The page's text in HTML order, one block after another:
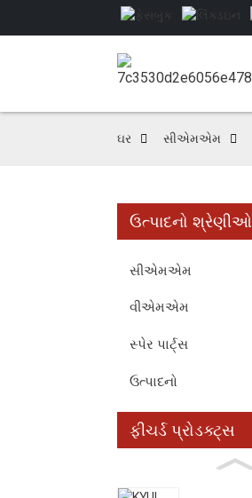
ઘર સીએમએમ
ઉત્પાદનો શ્રેણીઓ
સીએમએમ
વીએમએમ
સ્પેર પાર્ટ્સ
ઉત્પાદનો
ફીચર્ડ પ્રોડક્ટ્સ
Loading...
Loading...